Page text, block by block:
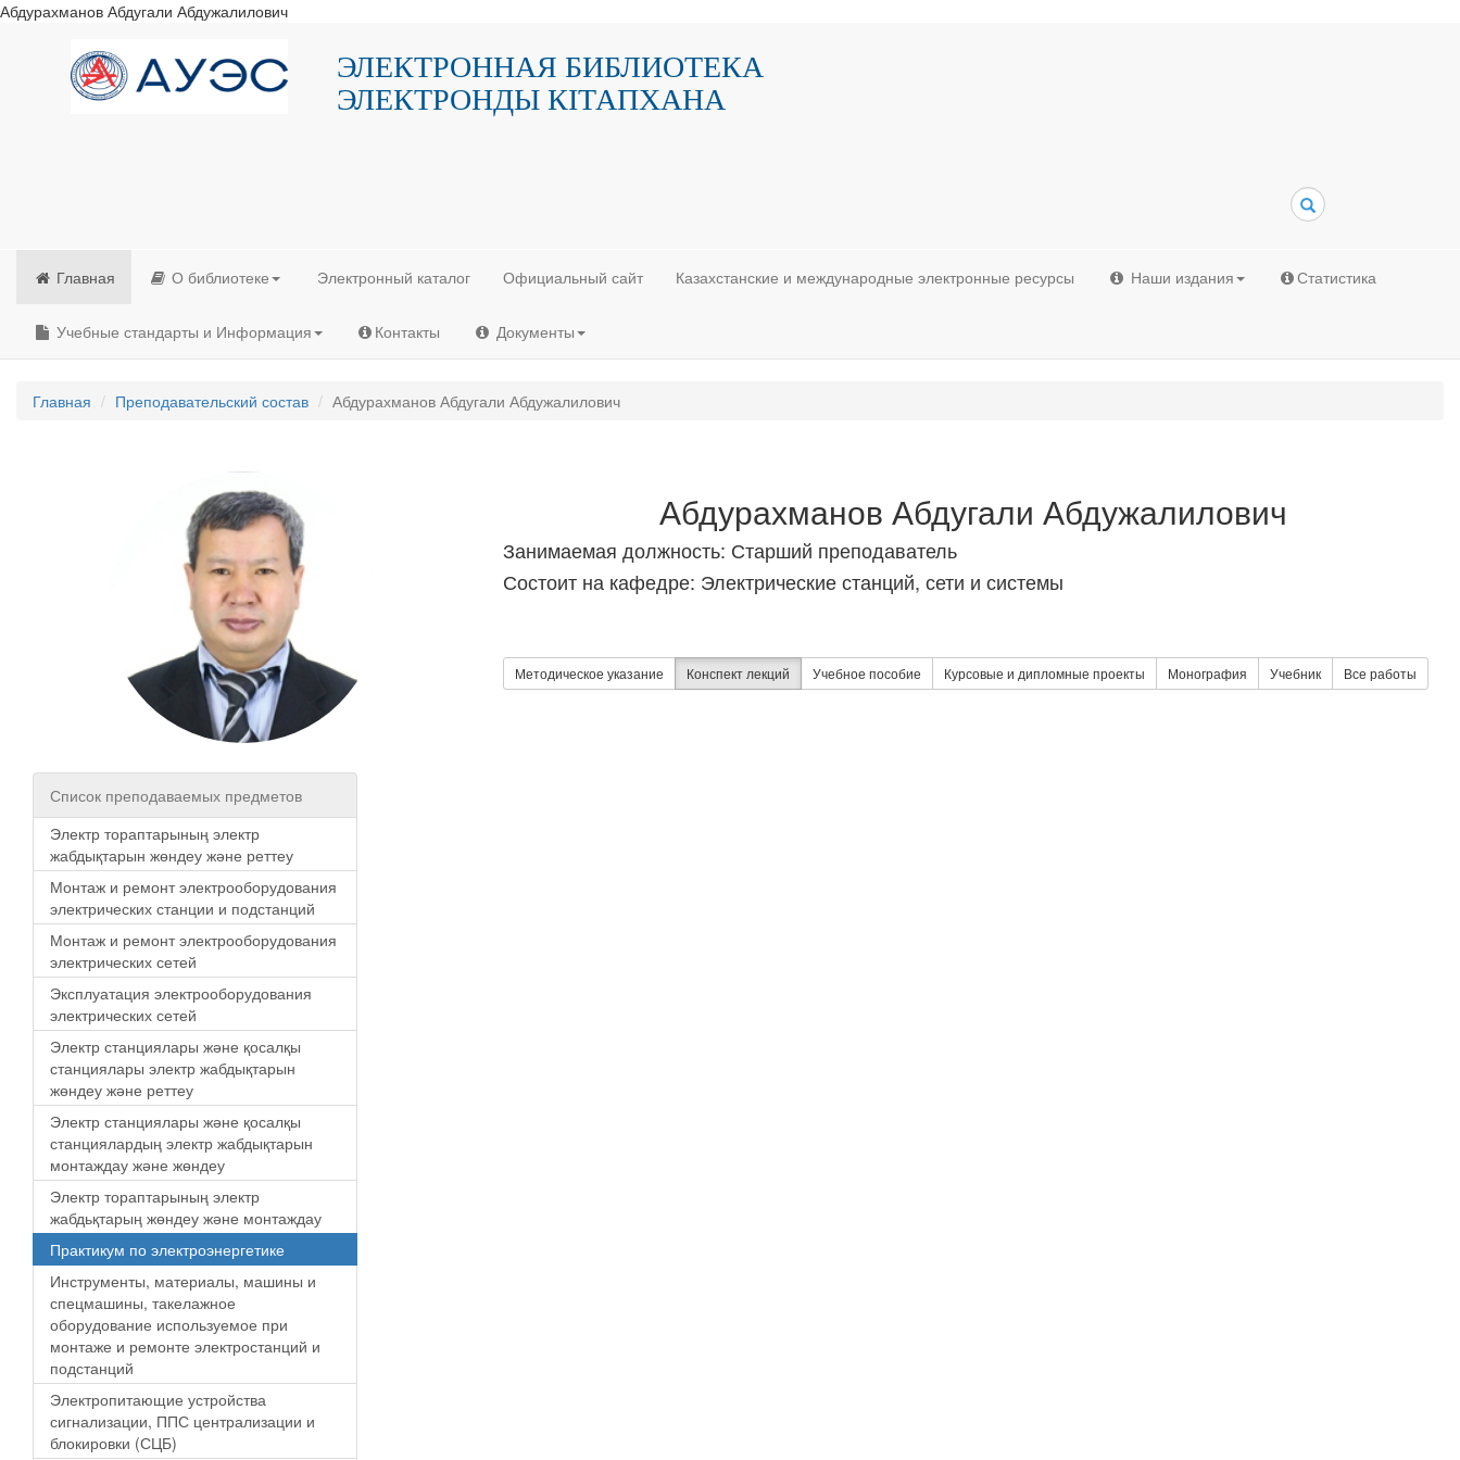
Абдурахманов Абдугали Абдужалилович
ЭЛЕКТРОННАЯ БИБЛИОТЕКА
ЭЛЕКТРОНДЫ КIТАПХАНА
Поиск
Главная О библиотеке Электронный каталог Официальный сайт Казахстанские и международные электронные ресурсы Наши издания Статистика
Учебные стандарты и Информация Контакты Документы
Главная Преподавательский состав Абдурахманов Абдугали Абдужалилович
Абдурахманов Абдугали Абдужалилович
Занимаемая должность: Старший преподаватель
Состоит на кафедре: Электрические станций, сети и системы
Методическое указание Конспект лекций Учебное пособие Курсовые и дипломные проекты Монография Учебник Все работы
Список преподаваемых предметов
Электр тораптарының электр
жабдықтарын жөндеу және реттеу
Монтаж и ремонт электрооборудования
электрических станции и подстанций
Монтаж и ремонт электрооборудования
электрических сетей
Эксплуатация электрооборудования
электрических сетей
Электр станциялары және қосалқы
станциялары электр жабдықтарын
жөндеу және реттеу
Электр станциялары және қосалқы
станциялардың электр жабдықтарын
монтаждау және жөндеу
Электр тораптарының электр
жабдьқтарың жөндеу және монтаждау
Практикум по электроэнергетике
Инструменты, материалы, машины и
спецмашины, такелажное
оборудование используемое при
монтаже и ремонте электростанций и
подстанций
Электропитающие устройства
сигнализации, ППС централизации и
блокировки (СЦБ)